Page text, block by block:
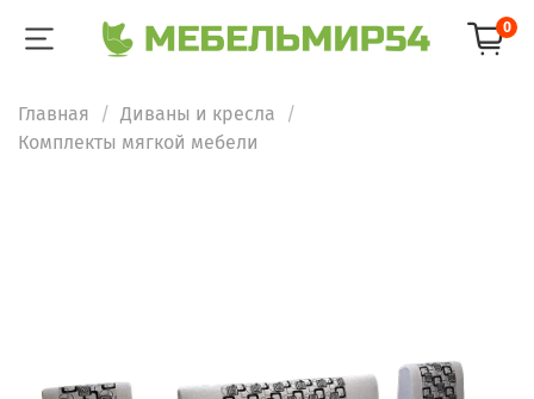
0
Главная
Диваны и кресла
Комплекты мягкой мебели